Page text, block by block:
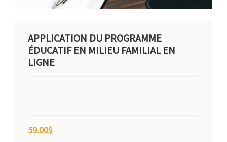
APPLICATION DU PROGRAMME
ÉDUCATIF EN MILIEU FAMILIAL EN
LIGNE
59.00$